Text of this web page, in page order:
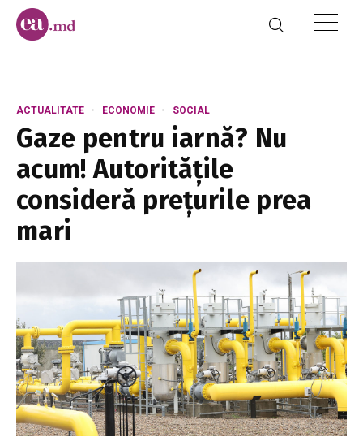
ACTUALITATE ECONOMIE SOCIAL
Gaze pentru iarnă? Nu
acum! Autoritățile
consideră prețurile prea
mari